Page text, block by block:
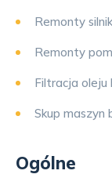
Remonty
Remonty
Filtracja oleju
Skup maszyn
Ogólne